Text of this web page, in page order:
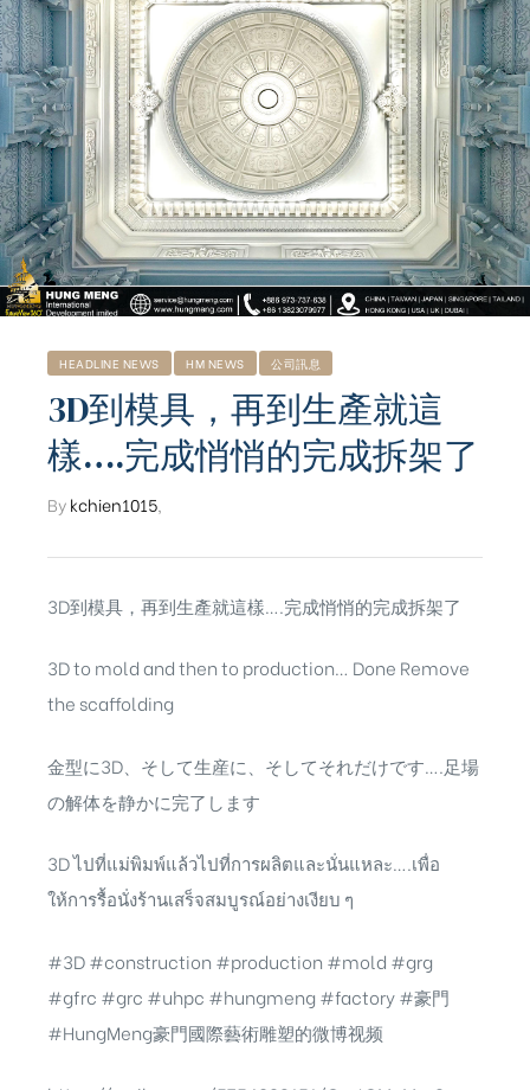
HEADLINE NEWS HM NEWS 公司訊息
3D到模具，再到生產就這
樣….完成悄悄的完成拆架了
Bykchien1015
3D到模具，再到生產就這樣….完成悄悄的完成拆架了
3D to mold and then to production… Done Remove
the scaffolding
金型に3D、そして生産に、そしてそれだけです….足場
の解体を静かに完了します
3D ไปที่แม่พิมพ์แล้วไปที่การผลิตและนั่นแหละ….เพื่อ
ให้การรื้อนั่งร้านเสร็จสมบูรณ์อย่างเงียบ ๆ
#3D #construction #production #mold #grg
#gfrc #grc #uhpc #hungmeng #factory #豪門
#HungMeng豪門國際藝術雕塑的微博视频